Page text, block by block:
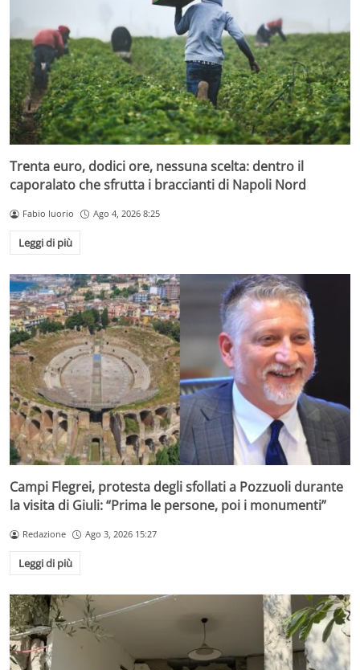
Trenta euro, dodici ore, nessuna scelta: dentro il
caporalato che sfrutta i braccianti di Napoli Nord
Fabio Iuorio Ago 4, 2026 8:25
Leggi di più
Campi Flegrei, protesta degli sfollati a Pozzuoli durante
la visita di Giuli: “Prima le persone, poi i monumenti”
Redazione Ago 3, 2026 15:27
Leggi di più